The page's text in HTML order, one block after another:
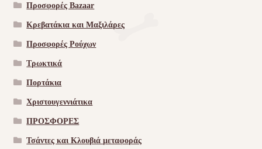
Προσφορές Bazaar
Κρεβατάκια και Μαξιλάρες
Προσφορές Ρούχων
Τρωκτικά
Πορτάκια
Χριστουγεννιάτικα
ΠΡΟΣΦΟΡΕΣ
Τσάντες και Κλουβιά μεταφοράς